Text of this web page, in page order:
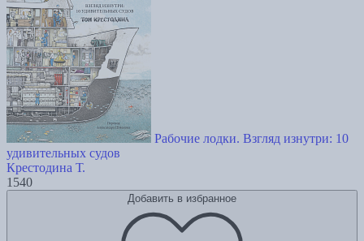
Рабочие лодки. Взгляд изнутри: 10
удивительных судов
Крестодина Т.
1540
Добавить в избранное